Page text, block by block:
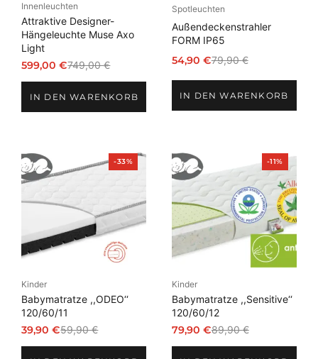
Innenleuchten
Attraktive Designer-
Hängeleuchte Muse Axo
Light
749,00€
Ursprünglicher
war:
599,00€
Aktueller
ist:IN DEN WARENKORB
Spotleuchten
Außendeckenstrahler
FORM IP65
79,90€
Ursprünglicher
Preis
war:
79,90 €
54,90 €
Aktueller
Preis
ist:
54,90 €.
IN DEN WARENKORB
-33%Produkt
im
Kinder
Babymatratze ,,ODEO‘‘
120/60/11
59,90€
Ursprünglicher
39,90€
Aktueller
-11%Produkt
im
Angebot
Kinder
Babymatratze ,,Sensitive‘‘
120/60/12
89,90€
Ursprünglicher
79,90 €
Aktueller